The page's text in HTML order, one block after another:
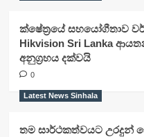
ක්ෂේත්‍රයේ සහයෝගීතාව
Hikvision Sri Lanka
අනුග්‍රහය දක්වයි
0
Latest News Sinhala
තම සාර්ථකත්වයට උරදුන්